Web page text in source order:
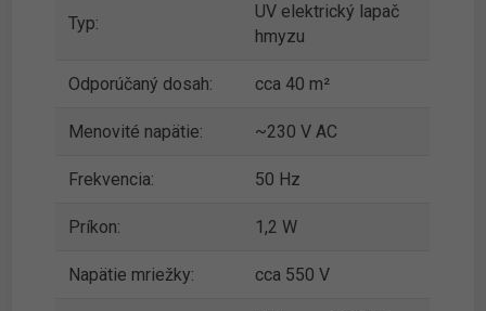
Typ:
UV elektrický lapač
hmyzu
Odporúčaný dosah: cca 40 m²
Menovité napätie: ~230 V AC
Frekvencia: 50 Hz
Príkon: 1,2 W
Napätie mriežky: cca 550 V